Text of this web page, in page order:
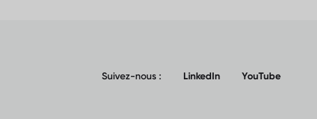
Suivez-nous :
LinkedIn YouTube